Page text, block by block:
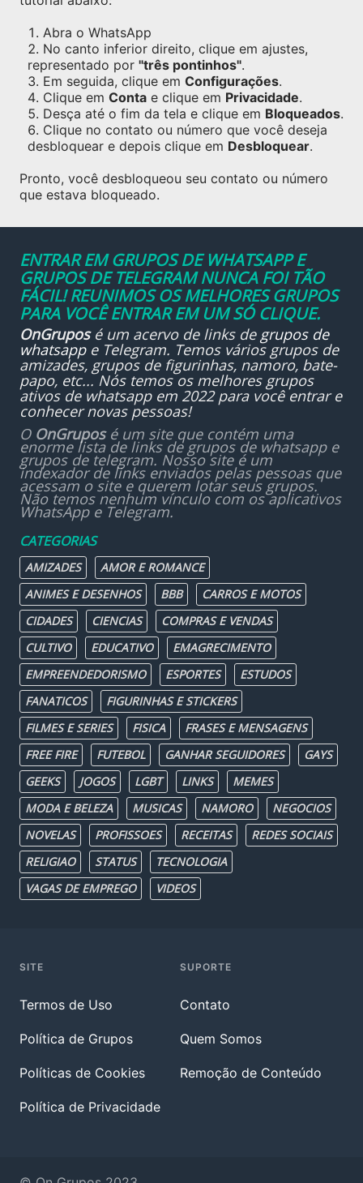
Abra o WhatsApp
No canto inferior direito, clique em ajustes,
representado por "três pontinhos".
Em seguida, clique em Configurações.
Clique em Conta e clique em Privacidade.
Desça até o fim da tela e clique em Bloqueados.
Clique no contato ou número que você deseja
desbloquear e depois clique em Desbloquear.
Pronto, você desbloqueou seu contato ou número
que estava bloqueado.
ENTRAR EM GRUPOS DE WHATSAPP E
GRUPOS DE TELEGRAM NUNCA FOI TÃO
FÁCIL! REUNIMOS OS MELHORES GRUPOS
PARA VOCÊ ENTRAR EM UM SÓ CLIQUE.
OnGruposé um acervo de links de grupos de
whatsappe Telegram. Temos vários grupos de
amizades, grupos de figurinhas, namoro, bate-
papo, etc... Nós temos os melhores grupos
ativos de whatsapp em 2022 para você entrar e
conhecer novas pessoas!
O OnGruposé um site que contém uma
enorme lista de links de grupos de whatsapp e
grupos de telegram. Nosso site é um
indexador de links enviados pelas pessoas que
acessam o site e querem lotar seus grupos.
Não temos nenhum vínculo com os aplicativos
WhatsApp e Telegram.
CATEGORIAS
AMIZADES
AMOR E ROMANCE
ANIMES E DESENHOS
BBB
CARROS E MOTOS
CIDADES
CIENCIAS
COMPRAS E VENDAS
CULTIVO
EDUCATIVO
EMAGRECIMENTO
EMPREENDEDORISMO
ESPORTES
ESTUDOS
FANATICOS
FIGURINHAS E STICKERS
FILMES E SERIES
FISICA
FRASES E MENSAGENS
FREE FIRE
FUTEBOL GANHAR SEGUIDORES
GAYS
GEEKS
JOGOS LGBT LINKS
MEMES
MODA E BELEZA
MUSICAS NAMORO
NEGOCIOS
NOVELAS
PROFISSOES RECEITAS
REDES SOCIAIS
RELIGIAO
STATUS
TECNOLOGIA
VAGAS DE EMPREGO
VIDEOS
SITE
Termos de Uso
Política de Grupos
Políticas de Cookies
Política de Privacidade
SUPORTE
Contato
Quem Somos
Remoção de Conteúdo